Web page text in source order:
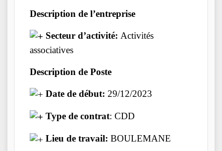
Description de l’entreprise
Secteur d’activité: Activités
associatives
Description de Poste
Date de début: 29/12/2023
Type de contrat: CDD
Lieu de travail: BOULEMANE